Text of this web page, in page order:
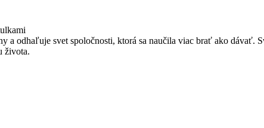
a odhaľuje svet spoločnosti, ktorá sa naučila viac brať ako dávať.
života.